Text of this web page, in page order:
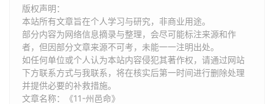
女妨而又妨。念一岁服。念七岁又服。于中二十四五。非中
武举。则姻事毕矣。三十四十戌限。以水破火垣。虽曰步步
高迁。知他几番艰阻。至四十一几险再生。若非平昔心地平
直。岂永数于今际。此二三载内。固居下位。幸有高贵提
携。励而无咎。今者云散月明。却又是一段好景。七月念一
日后。木到亢金。念八九火入井。此数日间本身节欲无虑。
版权声明：
本站所有文章旨在个人学习与研究，非商业用途。
部分内容为网络信息摘录与整理，会尽可能标注来源和作
者，但因部分文章来源不可考，未能一一注明出处。
如任何单位或个人认为本站内容侵犯其著作权，请通过网站
下方联系方式与我联系​​，将在核实后第一时间进行删除处理
并提供必要的补救措施。
文章名称：《11-州邑命》